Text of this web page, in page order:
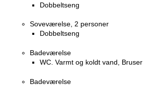
Dobbeltseng
Soveværelse, 2 personer
Dobbeltseng
Badeværelse
WC. Varmt og koldt vand, Bruser
Badeværelse